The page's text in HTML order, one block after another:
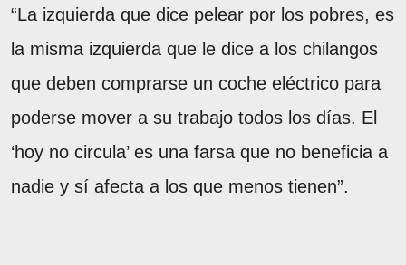
“La izquierda que dice pelear por los pobres, es
la misma izquierda que le dice a los chilangos
que deben comprarse un coche eléctrico para
poderse mover a su trabajo todos los días. El
‘hoy no circula’ es una farsa que no beneficia a
nadie y sí afecta a los que menos tienen”.